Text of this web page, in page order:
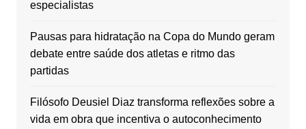
especialistas
Pausas para hidratação na Copa do Mundo geram
debate entre saúde dos atletas e ritmo das
partidas
Filósofo Deusiel Diaz transforma reflexões sobre a
vida em obra que incentiva o autoconhecimento